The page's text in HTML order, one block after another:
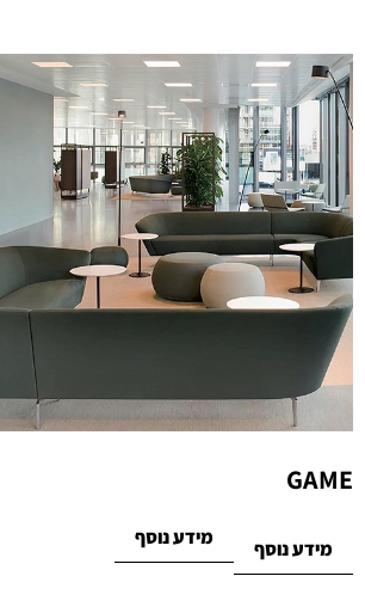
GAME
מידע נוסף מידע נוסף